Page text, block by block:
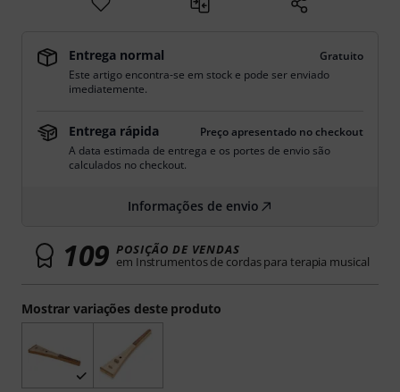
Mostrar variações deste produto
Entrega normal
Gratuito
Este artigo encontra-se em stock e pode ser enviado
imediatemente.
Entrega rápida
Preço apresentado no checkout
A data estimada de entrega e os portes de envio são
calculados no checkout.
Informações de envio
109 POSIÇÃO DE VENDAS
em Instrumentos de cordas para terapia musical